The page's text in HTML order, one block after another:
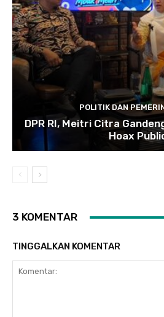
POLITIK DAN
DPR RI, Meitri Citra
Hoax
3 KOMENTAR
TINGGALKAN KOMENTAR